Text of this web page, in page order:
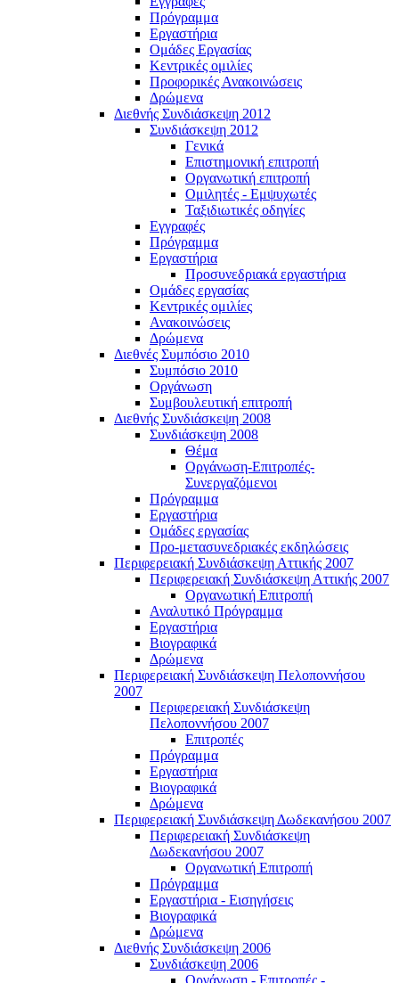
Πρόγραμμα
Εργαστήρια
Ομάδες Εργασίας
Κεντρικές ομιλίες
Προφορικές Ανακοινώσεις
Δρώμενα
Διεθνής Συνδιάσκεψη 2012
Συνδιάσκεψη 2012
Γενικά
Επιστημονική επιτροπή
Οργανωτική επιτροπή
Ομιλητές - Εμψυχωτές
Ταξιδιωτικές οδηγίες
Εγγραφές
Πρόγραμμα
Εργαστήρια
Προσυνεδριακά εργαστήρια
Ομάδες εργασίας
Κεντρικές ομιλίες
Ανακοινώσεις
Δρώμενα
Διεθνές Συμπόσιο 2010
Συμπόσιο 2010
Οργάνωση
Συμβουλευτική επιτροπή
Διεθνής Συνδιάσκεψη 2008
Συνδιάσκεψη 2008
Θέμα
Οργάνωση-Επιτροπές-
Συνεργαζόμενοι
Πρόγραμμα
Εργαστήρια
Ομάδες εργασίας
Προ-μετασυνεδριακές εκδηλώσεις
Περιφερειακή Συνδιάσκεψη Αττικής 2007
Περιφερειακή Συνδιάσκεψη Αττικής 2007
Οργανωτική Επιτροπή
Αναλυτικό Πρόγραμμα
Εργαστήρια
Βιογραφικά
Δρώμενα
Περιφερειακή Συνδιάσκεψη Πελοποννήσου
2007
Περιφερειακή Συνδιάσκεψη
Πελοποννήσου 2007
Επιτροπές
Πρόγραμμα
Εργαστήρια
Βιογραφικά
Δρώμενα
Περιφερειακή Συνδιάσκεψη Δωδεκανήσου 2007
Περιφερειακή Συνδιάσκεψη
Δωδεκανήσου 2007
Οργανωτική Επιτροπή
Πρόγραμμα
Εργαστήρια - Εισηγήσεις
Βιογραφικά
Δρώμενα
Διεθνής Συνδιάσκεψη 2006
Συνδιάσκεψη 2006
Οργάνωση - Επιτροπές -